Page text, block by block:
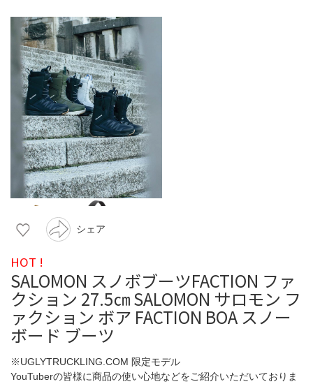
シェア
HOT !
SALOMON スノボブーツFACTION ファ
クション 27.5㎝ SALOMON サロモン フ
ァクション ボア FACTION BOA スノー
ボード ブーツ
※UGLYTRUCKLING.COM 限定モデル
YouTuberの皆様に商品の使い心地などをご紹介いただいておりま